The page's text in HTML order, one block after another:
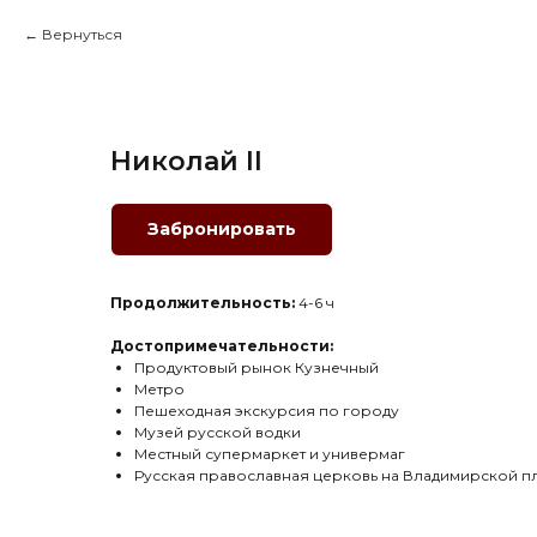
Вернуться
Николай II
Забронировать
Продолжительность: 4-6 ч
Достопримечательности:
Продуктовый рынок Кузнечный
Метро
Пешеходная экскурсия по городу
Музей русской водки
Местный супермаркет и универмаг
Русская православная церковь на Владимирской